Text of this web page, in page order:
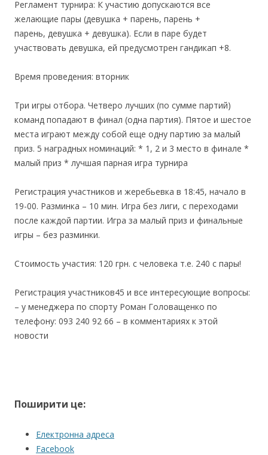
Регламент турнира: К участию допускаются все
желающие пары (девушка + парень, парень +
парень, девушка + девушка). Если в паре будет
участвовать девушка, ей предусмотрен гандикап +8.
Время проведения: вторник
Три игры отбора. Четверо лучших (по сумме партий)
команд попадают в финал (одна партия). Пятое и шестое
места играют между собой еще одну партию за малый
приз. 5 наградных номинаций: * 1, 2 и 3 место в финале *
малый приз * лучшая парная игра турнира
Регистрация участников и жеребьевка в 18:45, начало в
19-00. Разминка – 10 мин. Игра без лиги, с переходами
после каждой партии. Игра за малый приз и финальные
игры – без разминки.
Стоимость участия: 120 грн. с человека т.е. 240 с пары!
Регистрация участников45 и все интересующие вопросы:
– у менеджера по спорту Роман Головащенко по
телефону: 093 240 92 66 – в комментариях к этой
новости
Поширити це:
Електронна адреса
Facebook